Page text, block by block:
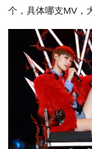
个，具体哪支MV，